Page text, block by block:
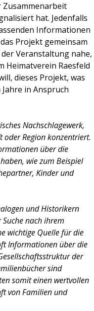
Zusammenarbeit
hat. Jedenfalls
Informationen
Projekt gemeinsam
Veranstaltung nahe,
Heimatverein Raesfeld
dieses Projekt, was
in Anspruch
Nachschlagewerk,
Region konzentriert.
über die
wie zum Beispiel
Kinder und
und Historikern
nach ihrem
wichtige Quelle für die
Informationen über die
der
sind
somit einen wertvollen
von Familien und